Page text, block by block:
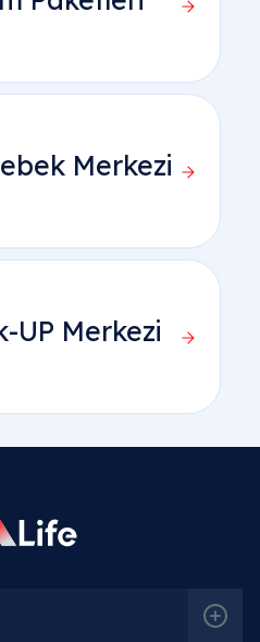
Tüm
2026 yılında ne
Merkezi
UP Merkezi